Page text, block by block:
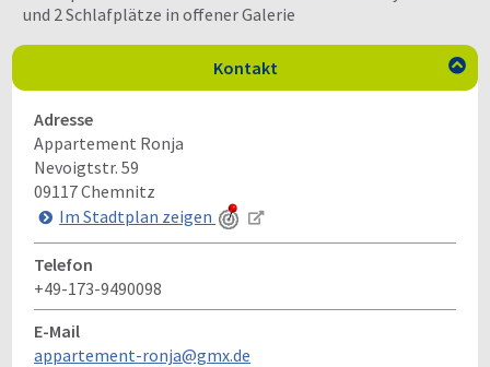
und 2 Schlafplätze in offener Galerie
Kontakt 
Adresse
Appartement Ronja
Nevoigtstr. 59
09117Chemnitz
Im Stadtplan zeigen
Telefon
+49-173-9490098
E-Mail
appartement-ronja@gmx.de